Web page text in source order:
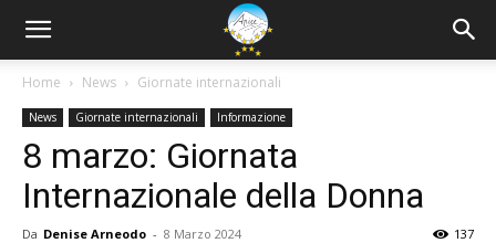
Home News Giornate internazionali
News Giornate internazionali Informazione
8 marzo: Giornata
Internazionale della Donna
Da Denise Arneodo - 8 Marzo 2024 137